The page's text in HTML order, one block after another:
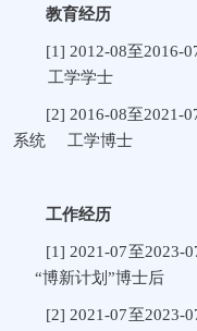
教育经历
[1] 2012-08至
工学学士
[2] 2016-08至
系统 工学博士
工作经历
[1] 2021-07至
“博新计划”博士后
[2] 2021-07至